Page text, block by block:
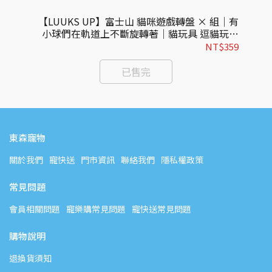
【LUUKS UP】富士山 貓咪遊戲轉盤 × 組｜有
小球們在軌道上不斷旋轉著｜貓玩具 逗貓玩具
遊戲轉盤 寵物玩具
NT$359
已售完
東森寵物
關於我們 寵快送 門市資訊 聯絡我們 隱私權政策
常見問題
會員相關問題 寵樂購常見問題 寵快送常見問題
購物說明
退換貨須知